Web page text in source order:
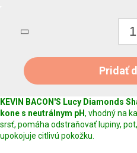
Pridať
KEVIN BACON'S Lucy Diamonds
kone s neutrálnym pH, vhodný na
srsť, pomáha odstraňovať lupiny,
upokojuje citlivú pokožku.